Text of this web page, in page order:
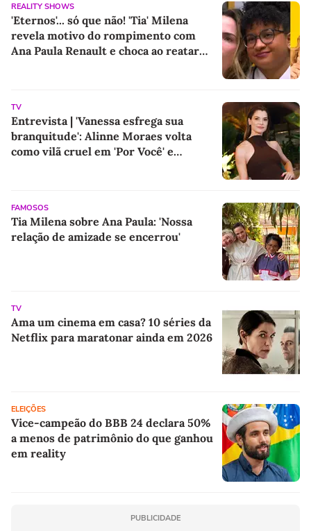
REALITY SHOWS
'Eternos'... só que não! 'Tia' Milena
revela motivo do rompimento com
Ana Paula Renault e choca ao reatar
TV
Entrevista | 'Vanessa esfrega sua
branquitude': Alinne Moraes volta
como vilã cruel em 'Por Você' e
FAMOSOS
Tia Milena sobre Ana Paula: 'Nossa
relação de amizade se encerrou'
TV
Ama um cinema em casa? 10 séries da
Netflix para maratonar ainda em 2026
ELEIÇÕES
Vice-campeão do BBB 24 declara 50%
a menos de patrimônio do que ganhou
em reality
PUBLICIDADE